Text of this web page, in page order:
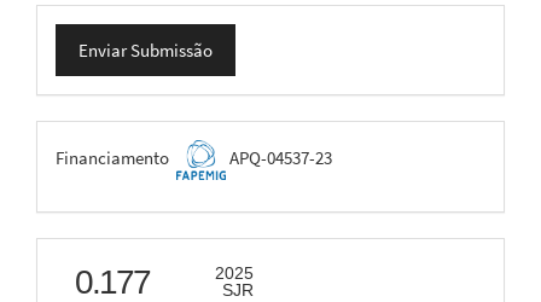
Enviar
Submissão
Enviar Submissão
FAPEMIG
Financiamento APQ-04537-23
scimago
0.177
2025
SJR